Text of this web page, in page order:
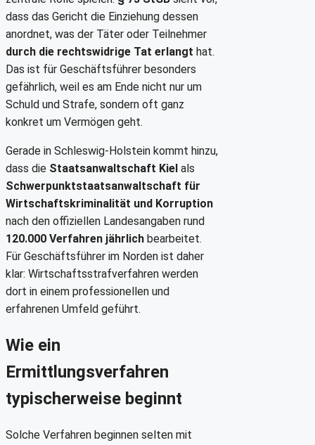
dass das Gericht die Einziehung dessen
anordnet, was der Täter oder Teilnehmer
durch die rechtswidrige Tat erlangt hat.
Das ist für Geschäftsführer besonders
gefährlich, weil es am Ende nicht nur um
Schuld und Strafe, sondern oft ganz
konkret um Vermögen geht.
Gerade in Schleswig-Holstein kommt hinzu,
dass die Staatsanwaltschaft Kiel als
Schwerpunktstaatsanwaltschaft für
Wirtschaftskriminalität und Korruption
nach den offiziellen Landesangaben rund
120.000 Verfahren jährlich bearbeitet.
Für Geschäftsführer im Norden ist daher
klar: Wirtschaftsstrafverfahren werden
dort in einem professionellen und
erfahrenen Umfeld geführt.
Wie ein
Ermittlungsverfahren
typischerweise beginnt
Solche Verfahren beginnen selten mit